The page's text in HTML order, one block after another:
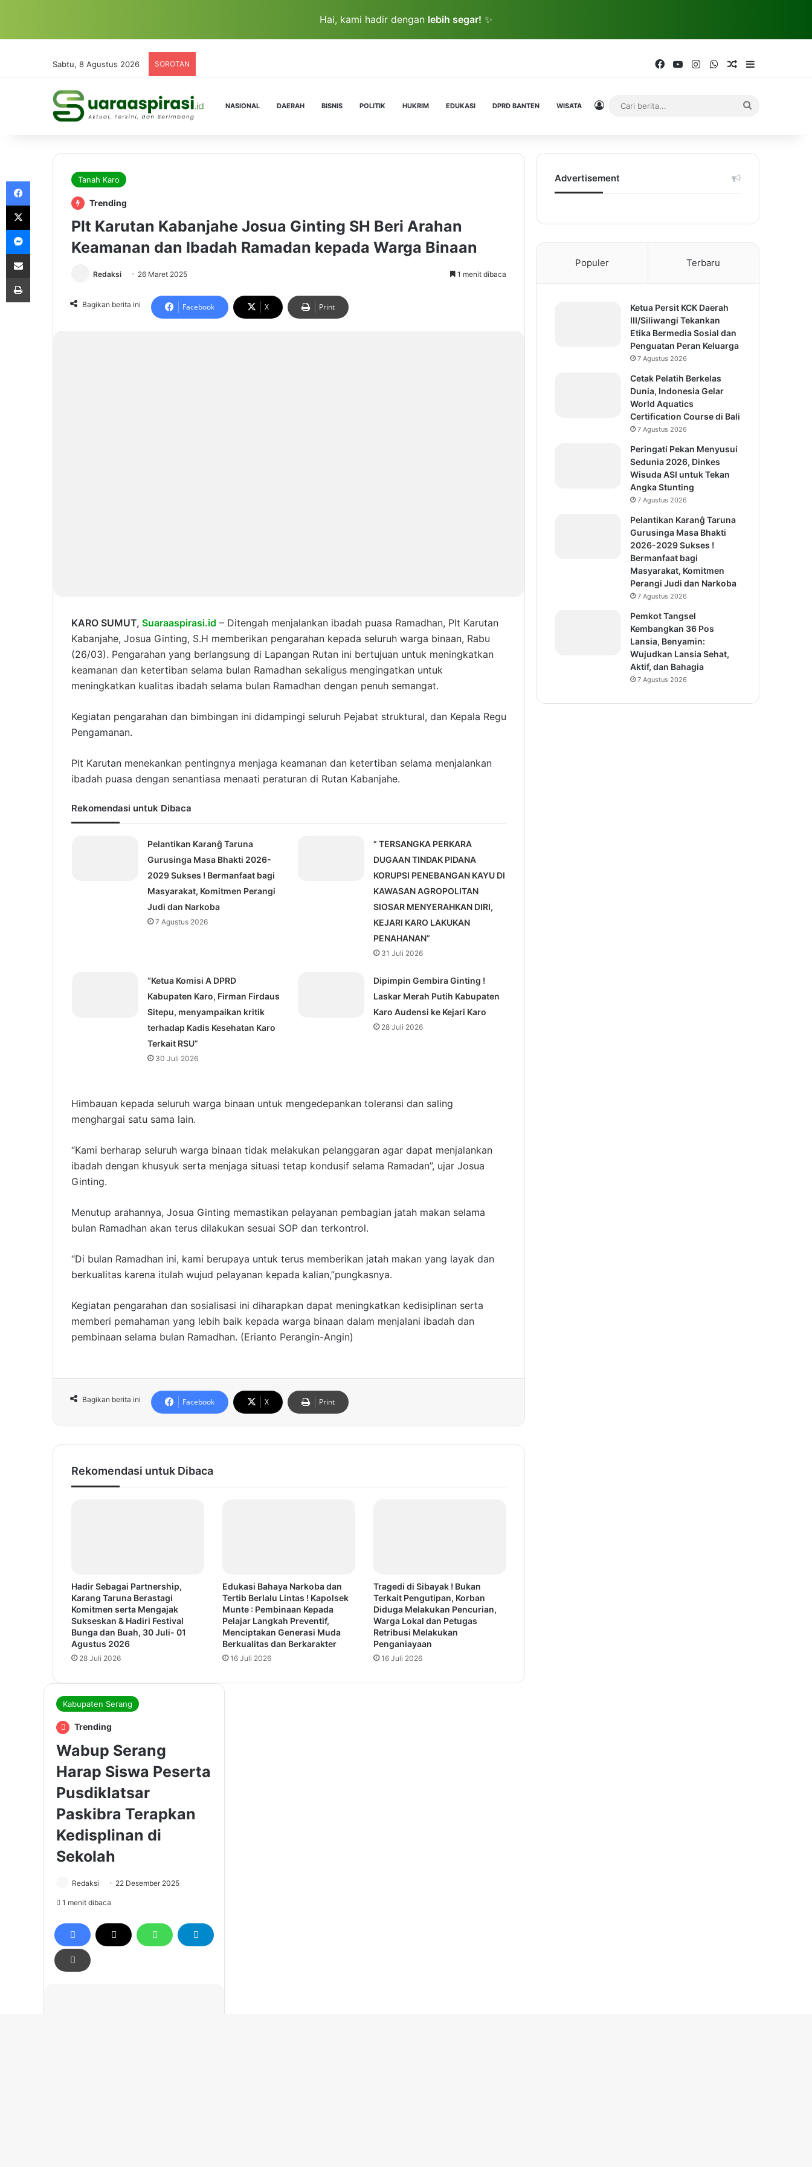
Hai, kami hadir dengan lebih segar! ✨
Sabtu, 8 Agustus 2026 SOROTAN FacebookYouTubeInstagramWhatsAppRandom Article
NASIONAL DAERAH BISNIS POLITIK HUKRIM EDUKASI DPRD BANTEN WISATA Log In
Tanah Karo
Trending
Plt Karutan Kabanjahe Josua Ginting SH Beri Arahan
Keamanan dan Ibadah Ramadan kepada Warga Binaan
Redaksi 26 Maret 2025 1 menit dibaca
Bagikan berita ini Facebook X Print
KARO SUMUT, Suaraaspirasi.id – Ditengah menjalankan ibadah puasa Ramadhan, Plt Karutan
Kabanjahe, Josua Ginting, S.H memberikan pengarahan kepada seluruh warga binaan, Rabu
(26/03). Pengarahan yang berlangsung di Lapangan Rutan ini bertujuan untuk meningkatkan
keamanan dan ketertiban selama bulan Ramadhan sekaligus mengingatkan untuk
meningkatkan kualitas ibadah selama bulan Ramadhan dengan penuh semangat.
Kegiatan pengarahan dan bimbingan ini didampingi seluruh Pejabat struktural, dan Kepala Regu
Pengamanan.
Plt Karutan menekankan pentingnya menjaga keamanan dan ketertiban selama menjalankan
ibadah puasa dengan senantiasa menaati peraturan di Rutan Kabanjahe.
Rekomendasi untuk Dibaca
Pelantikan Karanĝ Taruna
Gurusinga Masa Bhakti 2026-
2029 Sukses ! Bermanfaat bagi
Masyarakat, Komitmen Perangi
Judi dan Narkoba
7 Agustus 2026
” TERSANGKA PERKARA
DUGAAN TINDAK PIDANA
KORUPSI PENEBANGAN KAYU DI
KAWASAN AGROPOLITAN
SIOSAR MENYERAHKAN DIRI,
KEJARI KARO LAKUKAN
PENAHANAN”
31 Juli 2026
“Ketua Komisi A DPRD
Kabupaten Karo, Firman Firdaus
Sitepu, menyampaikan kritik
terhadap Kadis Kesehatan Karo
Terkait RSU”
30 Juli 2026
Dipimpin Gembira Ginting !
Laskar Merah Putih Kabupaten
Karo Audensi ke Kejari Karo
28 Juli 2026
Himbauan kepada seluruh warga binaan untuk mengedepankan toleransi dan saling
menghargai satu sama lain.
“Kami berharap seluruh warga binaan tidak melakukan pelanggaran agar dapat menjalankan
ibadah dengan khusyuk serta menjaga situasi tetap kondusif selama Ramadan”, ujar Josua
Ginting.
Menutup arahannya, Josua Ginting memastikan pelayanan pembagian jatah makan selama
bulan Ramadhan akan terus dilakukan sesuai SOP dan terkontrol.
“Di bulan Ramadhan ini, kami berupaya untuk terus memberikan jatah makan yang layak dan
berkualitas karena itulah wujud pelayanan kepada kalian,”pungkasnya.
Kegiatan pengarahan dan sosialisasi ini diharapkan dapat meningkatkan kedisiplinan serta
memberi pemahaman yang lebih baik kepada warga binaan dalam menjalani ibadah dan
pembinaan selama bulan Ramadhan. (Erianto Perangin-Angin)
Bagikan berita ini Facebook X Print
Rekomendasi untuk Dibaca
Hadir Sebagai Partnership,
Karang Taruna Berastagi
Komitmen serta Mengajak
Sukseskan & Hadiri Festival
Bunga dan Buah, 30 Juli- 01
Agustus 2026
28 Juli 2026
Edukasi Bahaya Narkoba dan
Tertib Berlalu Lintas ! Kapolsek
Munte : Pembinaan Kepada
Pelajar Langkah Preventif,
Menciptakan Generasi Muda
Berkualitas dan Berkarakter
16 Juli 2026
Tragedi di Sibayak ! Bukan
Terkait Pengutipan, Korban
Diduga Melakukan Pencurian,
Warga Lokal dan Petugas
Retribusi Melakukan
Penganiayaan
16 Juli 2026
Advertisement
Populer Terbaru
Ketua Persit KCK Daerah
III/Siliwangi Tekankan
Etika Bermedia Sosial dan
Penguatan Peran Keluarga
7 Agustus 2026
Cetak Pelatih Berkelas
Dunia, Indonesia Gelar
World Aquatics
Certification Course di Bali
7 Agustus 2026
Peringati Pekan Menyusui
Sedunia 2026, Dinkes
Wisuda ASI untuk Tekan
Angka Stunting
7 Agustus 2026
Pelantikan Karanĝ Taruna
Gurusinga Masa Bhakti
2026-2029 Sukses !
Bermanfaat bagi
Masyarakat, Komitmen
Perangi Judi dan Narkoba
7 Agustus 2026
Pemkot Tangsel
Kembangkan 36 Pos
Lansia, Benyamin:
Wujudkan Lansia Sehat,
Aktif, dan Bahagia
7 Agustus 2026
Messenger